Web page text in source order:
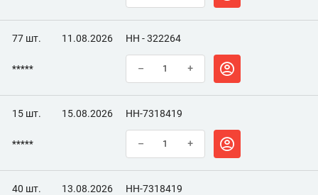
77 шт. 11.08.2026 НН - 322264
***** – +
15 шт. 15.08.2026 НН-7318419
***** – +
40 шт. 13.08.2026 НН-7318419